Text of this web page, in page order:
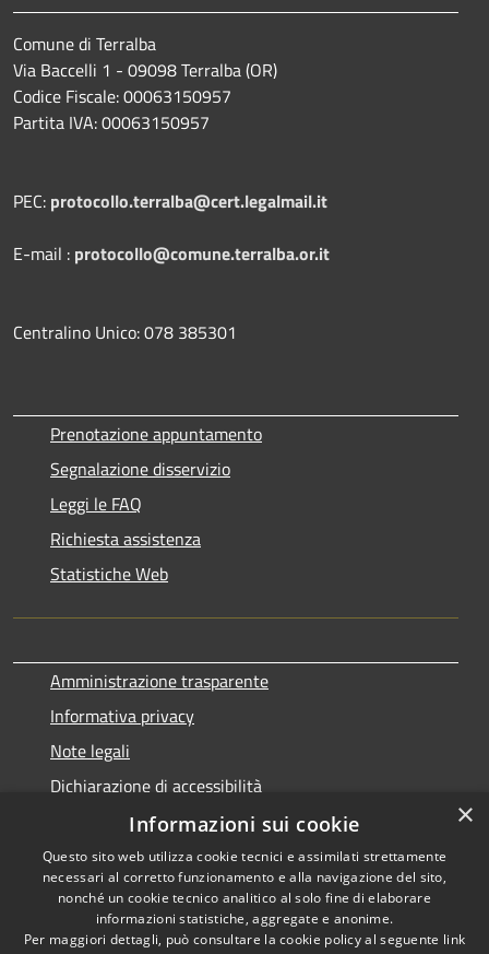
Comune di Terralba
Via Baccelli 1 - 09098 Terralba (OR)
Codice Fiscale: 00063150957
Partita IVA: 00063150957
PEC: protocollo.terralba@cert.legalmail.it
E-mail : protocollo@comune.terralba.or.it
Centralino Unico: 078 385301
Prenotazione appuntamento
Segnalazione disservizio
Leggi le FAQ
Richiesta assistenza
Statistiche Web
Amministrazione trasparente
Informativa privacy
Note legali
Dichiarazione di accessibilità
Accessibilità
Privacy
Copyright © 2026 • Comune di
Terralba • Powered by
Municipium•Accesso
×
Informazioni sui cookie
Questo sito web utilizza cookie tecnici e assimilati strettamente
necessari al corretto funzionamento e alla navigazione del sito,
nonché un cookie tecnico analitico al solo fine di elaborare
informazioni statistiche, aggregate e anonime.
Per maggiori dettagli, può consultare la cookie policy al seguente link